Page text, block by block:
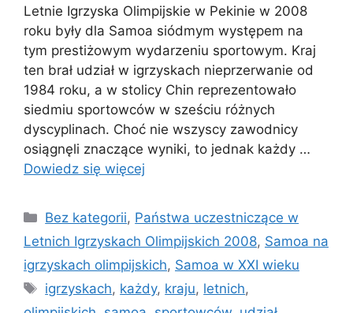
Letnie Igrzyska Olimpijskie w Pekinie w 2008
roku były dla Samoa siódmym występem na
tym prestiżowym wydarzeniu sportowym. Kraj
ten brał udział w igrzyskach nieprzerwanie od
1984 roku, a w stolicy Chin reprezentowało
siedmiu sportowców w sześciu różnych
dyscyplinach. Choć nie wszyscy zawodnicy
osiągnęli znaczące wyniki, to jednak każdy …
Dowiedz się więcej
Kategorie
Bez kategorii, Państwa uczestniczące w
Letnich Igrzyskach Olimpijskich 2008, Samoa na
igrzyskach olimpijskich, Samoa w XXI wieku
Tagi
igrzyskach, każdy, kraju, letnich,